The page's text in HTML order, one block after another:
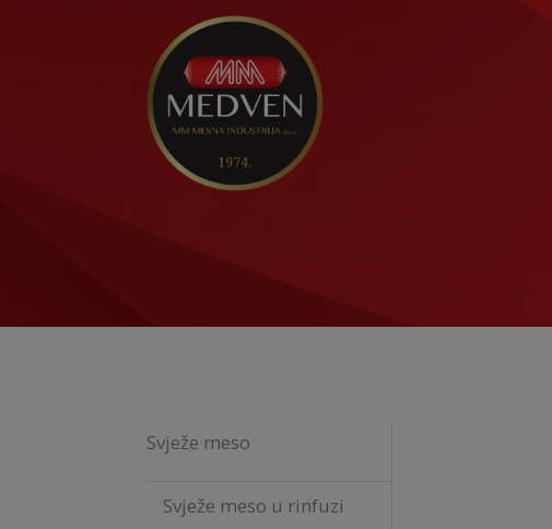
Svježe meso
Svježe meso u rinfuzi